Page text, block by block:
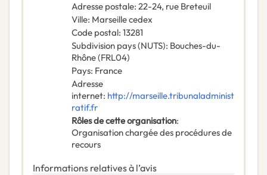
Adresse postale: 22-24, rue Breteuil
Ville: Marseille cedex
Code postal: 13281
Subdivision pays (NUTS): Bouches-du-
Rhône(FRL04)
Pays: France
Adresse
internet: http://marseille.tribunaladminist
ratif.fr
Rôles de cette organisation:
Organisation chargée des procédures de
recours
Informations relatives à l’avis